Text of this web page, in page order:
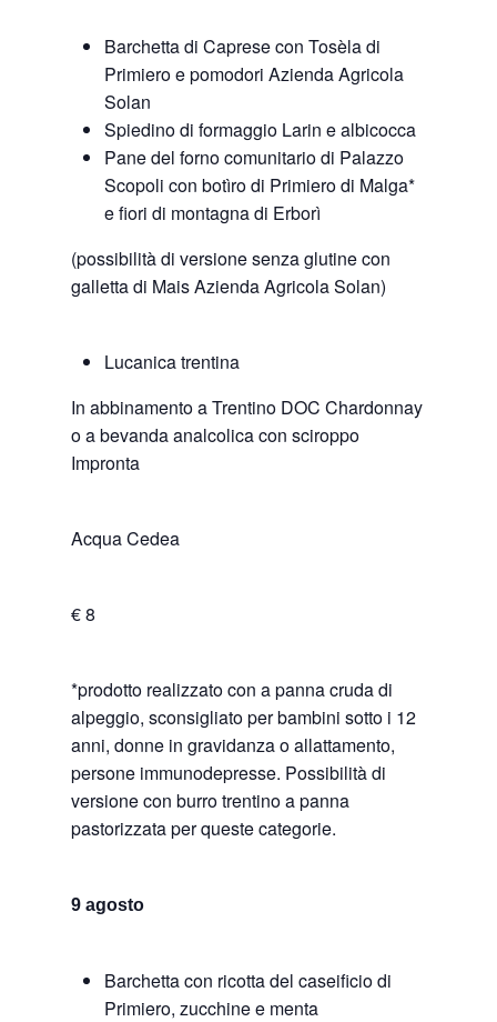
Barchetta di Caprese con Tosèla di
Primiero e pomodori Azienda Agricola
Solan
Spiedino di formaggio Larin e albicocca
Pane del forno comunitario di Palazzo
Scopoli con botìro di Primiero di Malga*
e fiori di montagna di Erborì
(possibilità di versione senza glutine con
galletta di Mais Azienda Agricola Solan)
Lucanica trentina
In abbinamento a Trentino DOC Chardonnay
o a bevanda analcolica con sciroppo
Impronta
Acqua Cedea
€ 8
*prodotto realizzato con a panna cruda di
alpeggio, sconsigliato per bambini sotto i 12
anni, donne in gravidanza o allattamento,
persone immunodepresse. Possibilità di
versione con burro trentino a panna
pastorizzata per queste categorie.
9 agosto
Barchetta con ricotta del caseificio di
Primiero, zucchine e menta